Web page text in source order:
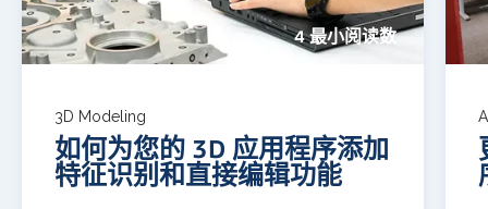
4 最小阅读数
3D Modeling
如何为您的 3D 应用程序添加
特征识别和直接编辑功能